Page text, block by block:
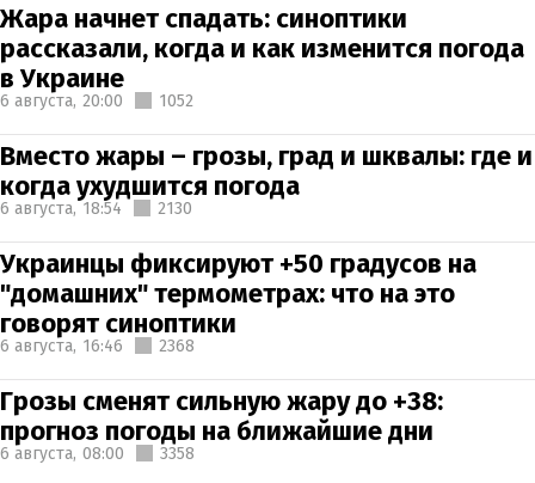
Жара начнет спадать: синоптики
рассказали, когда и как изменится погода
в Украине
6 августа, 20:00 1052
Вместо жары – грозы, град и шквалы: где и
когда ухудшится погода
6 августа, 18:54 2130
Украинцы фиксируют +50 градусов на
"домашних" термометрах: что на это
говорят синоптики
6 августа, 16:46 2368
Грозы сменят сильную жару до +38:
прогноз погоды на ближайшие дни
6 августа, 08:00 3358